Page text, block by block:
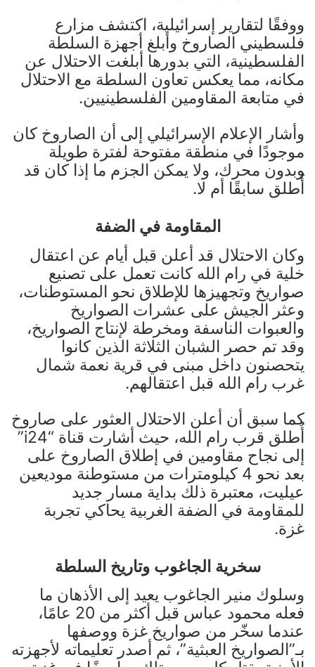
ووفقًا لتقارير إسرائيلية، اكتشف مزارع
فلسطيني الصاروخ وأبلغ أجهزة السلطة
الفلسطينية، التي بدورها أبلغت الاحتلال عن
مكانه، مما يعكس تعاون السلطة مع الاحتلال
في متابعة المقاومين الفلسطينيين.
وأشار الإعلام الإسرائيلي إلى أن الصاروخ كان
موجودًا في منطقة مفتوحة لفترة طويلة
وبدون محرك، ولا يمكن الجزم ما إذا كان قد
أُطلق سابقًا أم لا.
المقاومة في الضفة
وكان الاحتلال قد أعلن قبل أيام عن اعتقال
خلية في رام الله كانت تعمل على تصنيع
صواريخ وتجهيزها للإطلاق نحو المستوطنات،
وعثر الجيش على عشرات الصواريخ
والعبوات الناسفة ومخرطة لإنتاج الصواريخ،
وقد تم حصر الشبان الثلاثة الذين كانوا
يتحصنون داخل مبنى في قرية نعمة شمال
غرب رام الله قبل اعتقالهم.
كما سبق أن أعلن الاحتلال العثور على صاروخ
أُطلق قرب رام الله، حيث أشارت قناة “i24”
إلى نجاح مقاومين في إطلاق الصاروخ على
بعد نحو 4 كيلومترات من مستوطنة موديعين
عيليت، معتبرة ذلك بداية مسار جديد
للمقاومة في الضفة الغربية يحاكي تجربة
غزة.
سخرية الجاغوب وتاريخ السلطة
وسلوك منير الجاغوب يعيد إلى الأذهان ما
فعله محمود عباس قبل أكثر من 20 عامًا،
عندما سخّر من صواريخ غزة ووصفها
بـ”الصواريخ العبثية”، ثم أصدر تعليماته لأجهزته